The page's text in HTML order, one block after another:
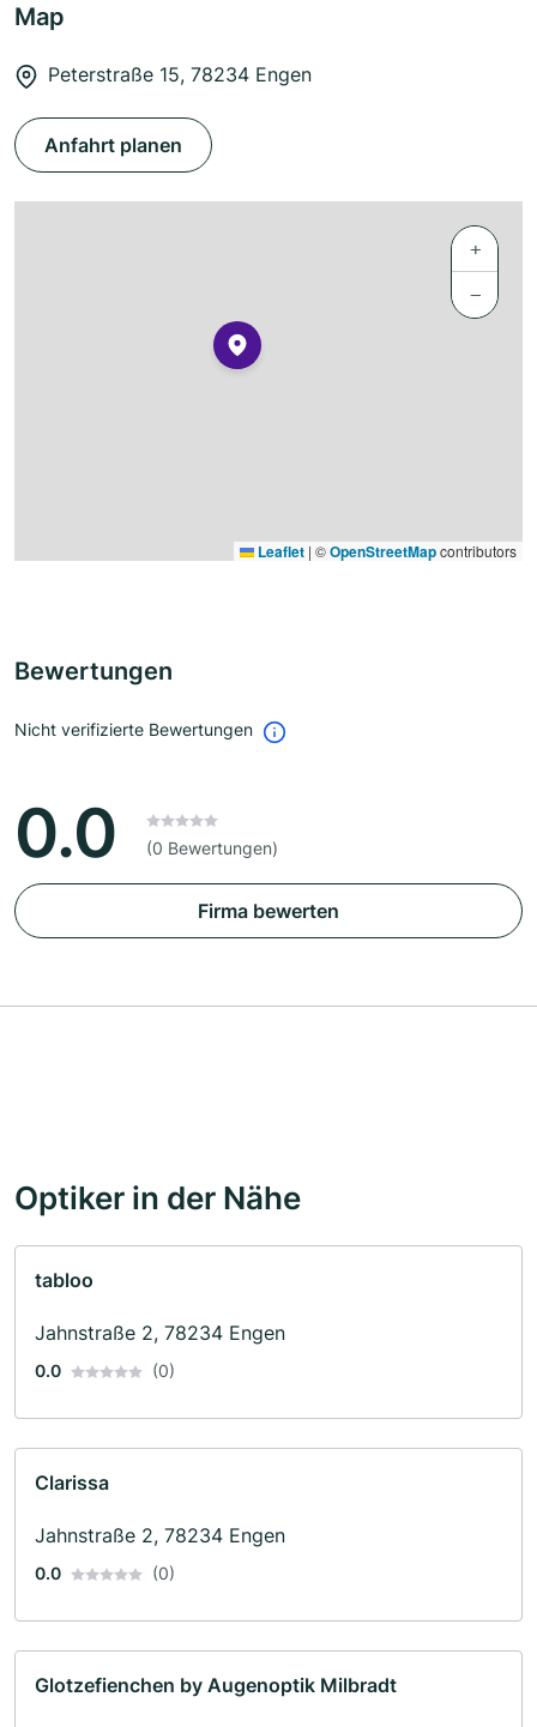
Map
Peterstraße 15, 78234 Engen
Anfahrt planen
+
−
Leaflet | ©OpenStreetMapcontributors
Bewertungen
Nicht verifizierte Bewertungen
0.0 (0 Bewertungen)
Firma bewerten
Optiker in der Nähe
tabloo
Jahnstraße 2, 78234 Engen
0.0 (0)
Clarissa
Jahnstraße 2, 78234 Engen
0.0 (0)
Glotzefienchen by Augenoptik Milbradt